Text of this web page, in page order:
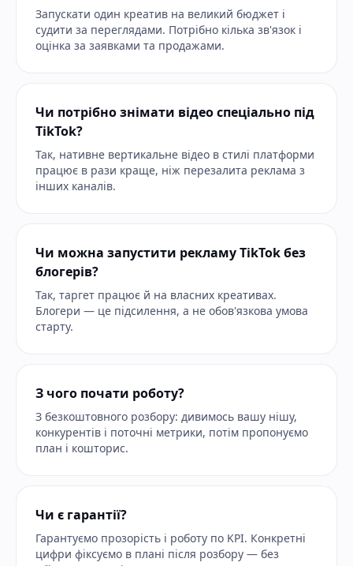
Запускати один креатив на великий бюджет і
судити за переглядами. Потрібно кілька зв'язок і
оцінка за заявками та продажами.
Чи потрібно знімати відео спеціально під
TikTok?
Так, нативне вертикальне відео в стилі платформи
працює в рази краще, ніж перезалита реклама з
інших каналів.
Чи можна запустити рекламу TikTok без
блогерів?
Так, таргет працює й на власних креативах.
Блогери — це підсилення, а не обов'язкова умова
старту.
З чого почати роботу?
З безкоштовного розбору: дивимось вашу нішу,
конкурентів і поточні метрики, потім пропонуємо
план і кошторис.
Чи є гарантії?
Гарантуємо прозорість і роботу по KPI. Конкретні
цифри фіксуємо в плані після розбору — без